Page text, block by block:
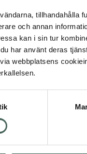
tillhandahålla
och annan
kan i sin tur
har använt deras
webbplatsens
Köp via ditt
Om recept och